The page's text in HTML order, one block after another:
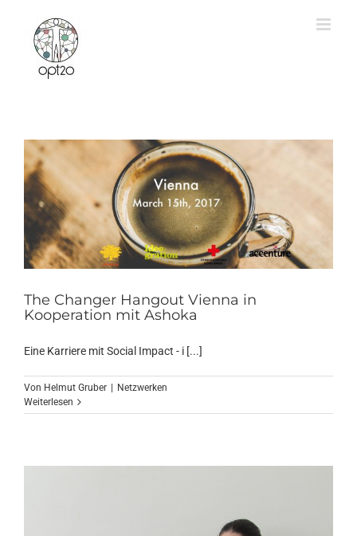
springen
The Changer Hangout Vienna in
Kooperation mit Ashoka
Eine Karriere mit Social Impact - i [...]
Von Helmut Gruber | Netzwerken
Weiterlesen